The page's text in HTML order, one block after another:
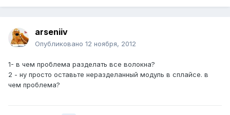
arseniiv
Опубликовано 12 ноября, 2012
1- в чем проблема разделать все волокна?
2 - ну просто оставьте неразделанный модуль в сплайсе. в
чем проблема?